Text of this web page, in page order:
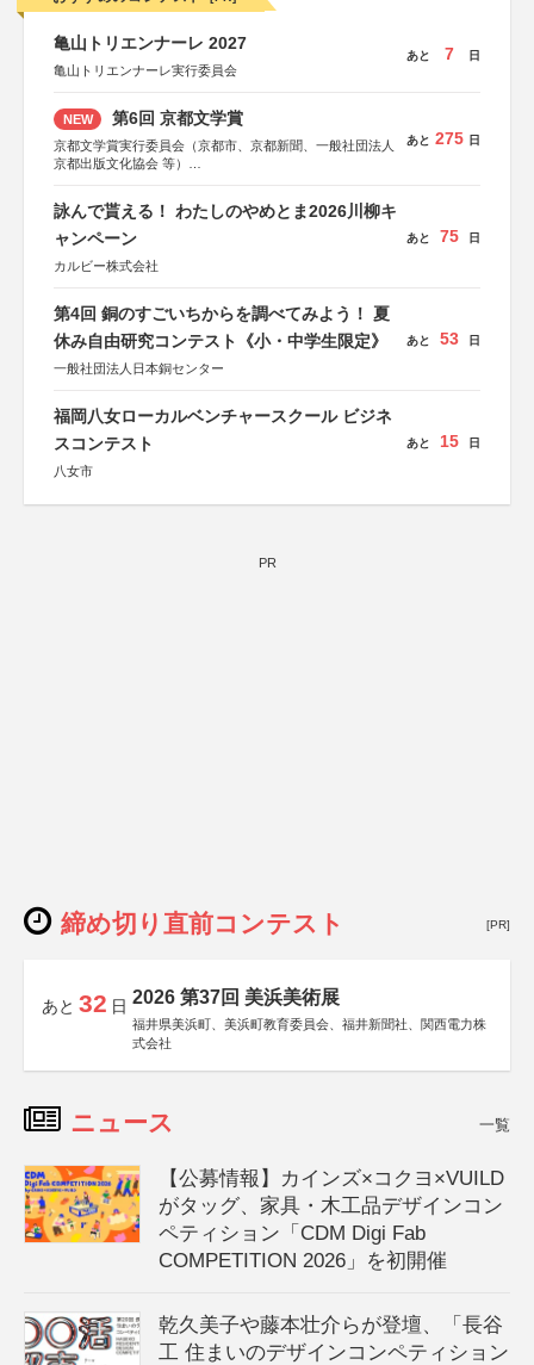
亀山トリエンナーレ 2027
亀山トリエンナーレ実行委員会
あと 7 日
NEW 第6回 京都文学賞
京都文学賞実行委員会（京都市、京都新聞、一般社団法人
京都出版文化協会 等）
KADOKAWA、河出書房新社、幻冬舎、講談社、光文社、
集英社、小学館、祥伝社、新潮社、淡交社、ちいさいミシ
マ社、徳間書店、早川書房、PHP研究所、双葉社、文藝春
あと 275 日
詠んで貰える！ わたしのやめとま2026川柳キ
ャンペーン
カルビー株式会社
あと 75 日
第4回 銅のすごいちからを調べてみよう！ 夏
休み自由研究コンテスト《小・中学生限定》
一般社団法人日本銅センター
あと 53 日
福岡八女ローカルベンチャースクール ビジネ
スコンテスト
八女市
あと 15 日
PR
締め切り直前コンテスト [PR]
あと 32 日 2026 第37回 美浜美術展
福井県美浜町、美浜町教育委員会、福井新聞社、関西電力株
式会社
ニュース 一覧
【公募情報】カインズ×コクヨ×VUILD
がタッグ、家具・木工品デザインコン
ペティション「CDM Digi Fab
COMPETITION 2026」を初開催
乾久美子や藤本壮介らが登壇、「長谷
工 住まいのデザインコンペティション